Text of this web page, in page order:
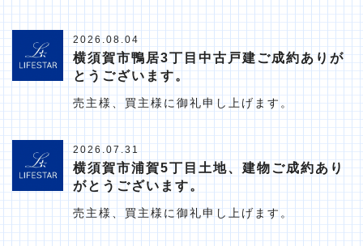
2026.08.04
横須賀市鴨居3丁目中古戸建ご成約ありが
とうございます。
売主様、買主様に御礼申し上げます。
2026.07.31
横須賀市浦賀5丁目土地、建物ご成約あり
がとうございます。
売主様、買主様に御礼申し上げます。